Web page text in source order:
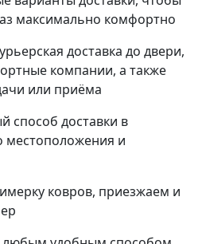
максимально комфортно
доставка до двери,
компании, а также
или приёма
способ доставки в
местоположения и
ковров, приезжаем и